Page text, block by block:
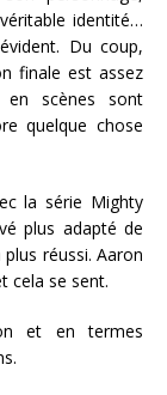
identité…
Du coup,
finale est assez
en scènes sont
quelque chose
la série Mighty
plus adapté de
réussi. Aaron
cela se sent.
et en termes